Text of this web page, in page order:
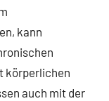
kann
körperlichen
auch mit der